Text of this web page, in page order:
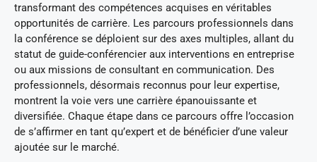
transformant des compétences acquises en véritables
opportunités de carrière. Les parcours professionnels dans
la conférence se déploient sur des axes multiples, allant du
statut de guide-conférencier aux interventions en entreprise
ou aux missions de consultant en communication. Des
professionnels, désormais reconnus pour leur expertise,
montrent la voie vers une carrière épanouissante et
diversifiée. Chaque étape dans ce parcours offre l’occasion
de s’affirmer en tant qu’expert et de bénéficier d’une valeur
ajoutée sur le marché.